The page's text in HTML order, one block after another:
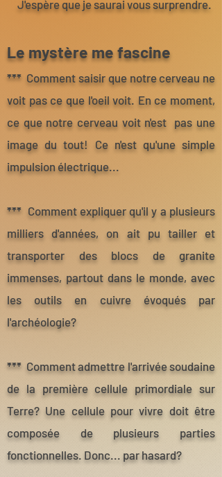
J'espère que je saurai vous surprendre.
Le mystère me fascine
*** Comment saisir que notre cerveau ne
voit pas ce que l'oeil voit. En ce moment,
ce que notre cerveau voit n'est pas une
image du tout! Ce n'est qu'une simple
impulsion électrique...
*** Comment expliquer qu'il y a plusieurs
milliers d'années, on ait pu tailler et
transporter des blocs de granite
immenses, partout dans le monde, avec
les outils en cuivre évoqués par
l'archéologie?
*** Comment admettre l'arrivée soudaine
de la première cellule primordiale sur
Terre? Une cellule pour vivre doit être
composée de plusieurs parties
fonctionnelles. Donc... par hasard?